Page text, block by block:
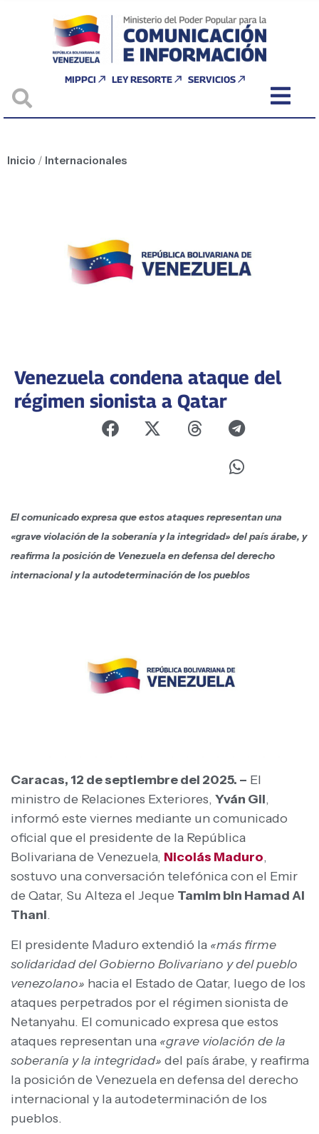
MIPPCI LEY RESORTE SERVICIOS
Inicio / Internacionales
Venezuela condena ataque del
régimen sionista a Qatar
El comunicado expresa que estos ataques representan una
«grave violación de la soberanía y la integridad» del país árabe, y
reafirma la posición de Venezuela en defensa del derecho
internacional y la autodeterminación de los pueblos
Caracas, 12 de septiembre del 2025. – El
ministro de Relaciones Exteriores, Yván Gil,
informó este viernes mediante un comunicado
oficial que el presidente de la República
Bolivariana de Venezuela, Nicolás Maduro,
sostuvo una conversación telefónica con el Emir
de Qatar, Su Alteza el Jeque Tamim bin Hamad Al
Thani.
El presidente Maduro extendió la «más firme
solidaridad del Gobierno Bolivariano y del pueblo
venezolano» hacia el Estado de Qatar, luego de los
ataques perpetrados por el régimen sionista de
Netanyahu. El comunicado expresa que estos
ataques representan una «grave violación de la
soberanía y la integridad» del país árabe, y reafirma
la posición de Venezuela en defensa del derecho
internacional y la autodeterminación de los
pueblos.